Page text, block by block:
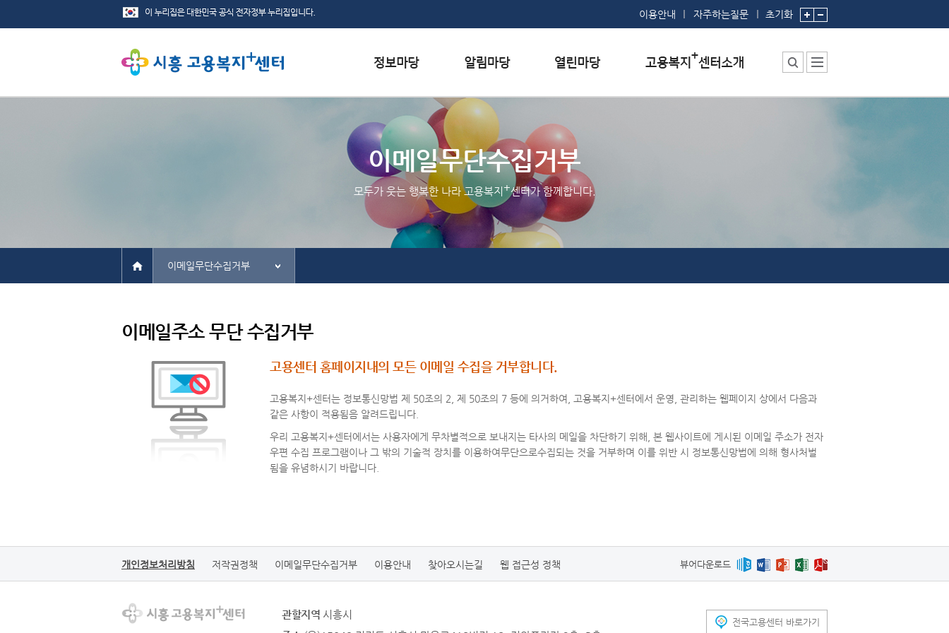
이용안내 자주하는질문 초기화
서식자료실
채용정보
인재정보
관련사이트
행사일정
공지사항
홍보/보도자료실
자주하는 질문
질문하기
칭찬하기
불친절 신고하기
이메일무단수집거부
모두가 웃는 행복한 나라 고용복지+센터가 함께합니다.
이메일무단수집거부
이메일주소 무단 수집거부
고용센터 홈페이지내의 모든 이메일 수집을 거부합니다.
고용복지+센터는 정보통신망법 제 50조의 2, 제 50조의 7 등에 의거하여, 고용복지+센터에서 운영, 관리하는 웹페이지 상에서 다음과
같은 사항이 적용됨음 알려드립니다.
우리 고용복지+센터에서는 사용자에게 무차별적으로 보내지는 타사의 메일을 차단하기 위해, 본 웹사이트에 게시된 이메일 주소가 전자
우편 수집 프로그램이나 그 밖의 기술적 장치를 이용하여무단으로수집되는 것을 거부하며 이를 위반 시 정보통신망법에 의해 형사처벌
됨을 유념하시기 바랍니다.
개인정보처리방침 저작권정책 이메일무단수집거부 이용안내 찾아오시는길 웹 접근성 정책 뷰어다운로드
관할지역 시흥시
전국고용센터 바로가기